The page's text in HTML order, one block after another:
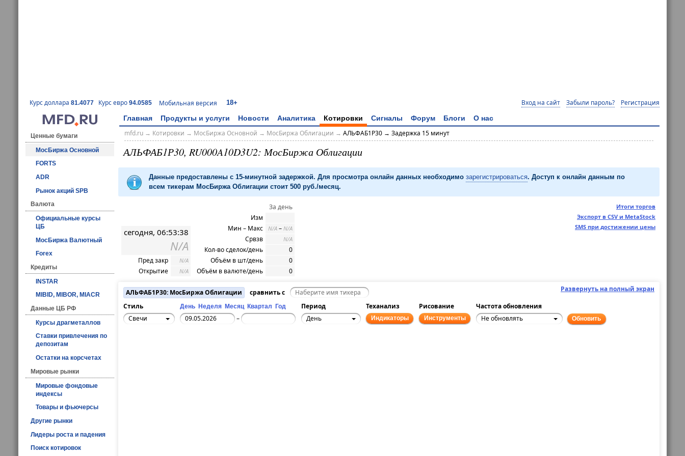
Курс доллара 81.4077 Курс евро 94.0585 Мобильная версия 18+ Вход на сайт Забыли пароль? Регистрация
Главная Продукты и услуги Новости Аналитика Котировки Сигналы Форум Блоги О нас
Ценные бумаги
МосБиржа Основной
FORTS
ADR
Рынок акций SPB
Валюта
Официальные курсы
ЦБ
МосБиржа Валютный
Forex
Кредиты
INSTAR
MIBID, MIBOR, MIACR
Данные ЦБ РФ
Курсы драгметаллов
Ставки привлечения по
депозитам
Остатки на корсчетах
Мировые рынки
Мировые фондовые
индексы
Товары и фьючерсы
Другие рынки
Лидеры роста и падения
Поиск котировок
mfd.ru→ Котировки → МосБиржа Основной → МосБиржа Облигации → АЛЬФАБ1Р30 → Задержка 15 минут
АЛЬФАБ1Р30, RU000A10D3U2: МосБиржа Облигации
Данные предоставлены с 15-минутной задержкой. Для просмотра онлайн данных необходимо зарегистрироваться. Доступ к онлайн данным по
всем тикерам МосБиржа Облигации стоит 500 руб./месяц.
Итоги торгов
Экспорт в CSV и MetaStock
SMS при достижении цены
сегодня, 06:53:38
N/A
Пред закр N/A
Открытие N/A
За день
Изм
Мин – Макс
N/A – N/A
Срвзв N/A
Кол-во сделок/день
0
Объём в шт/день
0
Объём в валюте/день
0
Развернуть на полный экран
АЛЬФАБ1Р30: МосБиржа Облигации
сравнить с
Стиль
День Неделя Месяц Квартал Год Период Теханализ Рисование
Частота обновления
Свечи
– День Индикаторы Инструменты Не обновлять Обновить